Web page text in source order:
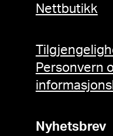
Nettbutikk
Personvern
Nyhetsbrev